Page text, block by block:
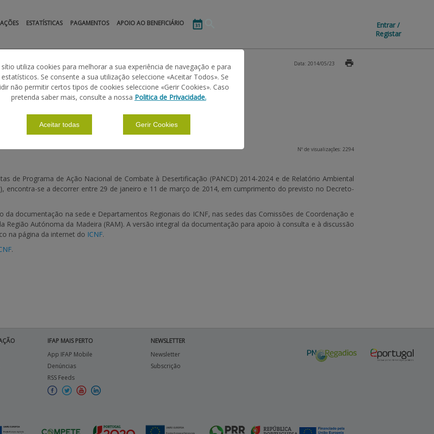
ESTATÍSTICAS PAGAMENTOS APOIO AO BENEFICIÁRIO
Entrar /
Registar
DE COMBATE À DESERTIFICAÇÃO
Data: 2014/05/23
Nº de visualizações: 2294
de Programa de Ação Nacional de Combate à Desertificação (PANCD) 2014-2024 e de Relatório Ambiental
, encontra-se a decorrer entre 29 de janeiro e 11 de março de 2014, em cumprimento do previsto no Decreto-
da documentação na sede e Departamentos Regionais do ICNF, nas sedes das Comissões de Coordenação e
Região Autónoma da Madeira (RAM). A versão integral da documentação para apoio à consulta e à discussão
na página da internet do ICNF.
.
IFAP MAIS PERTO
App IFAP Mobile
Denúncias
RSS Feeds
NEWSLETTER
Newsletter
Subscrição
sítio utiliza cookies para melhorar a sua experiência de navegação e para
Se consente a sua utilização seleccione «Aceitar Todos». Se
não permitir certos tipos de cookies seleccione «Gerir Cookies». Caso
pretenda saber mais, consulte a nossa Politica de Privacidade.
Aceitar todas Gerir Cookies